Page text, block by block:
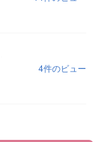
4件のビュー